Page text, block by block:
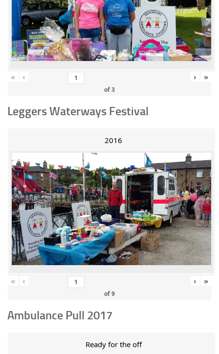
« ‹
of3
› »
Leggers Waterways Festival
2016
« ‹
of9
› »
Ambulance Pull 2017
Ready for the off